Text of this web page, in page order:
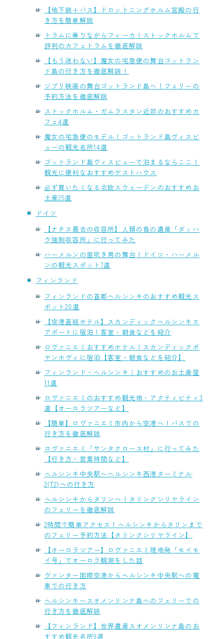
【地下鉄＋バス】ドロットニングホルム宮殿の行
き方を簡単解説
トラムに乗りながらフィーカ！ストックホルムで
評判のカフェトラムを徹底解説
【もう迷わない】魔女の宅急便の舞台ゴットラン
ド島の行き方を徹底解説！
ジブリ映画の舞台ゴットランド島へ！フェリーの
予約方法を徹底解説
ストックホルム・ガムラスタン近郊のおすすめカ
フェ4選
魔女の宅急便のモデル！ゴットランド島ヴィスビ
ューの観光名所14選
ゴットランド島ヴィスビューで泊まるならここ！
観光に便利なおすすめゲストハウス
必ず買いたくなる北欧スウェーデンのおすすめお
土産25選
ドイツ
【ナチス最古の収容所】人類の負の遺産「ダッハ
ウ強制収容所」に行ってみた
ハーメルンの笛吹き男の舞台！ドイツ・ハーメル
ンの観光スポット7選
フィンランド
フィンランドの首都ヘルシンキのおすすめ観光ス
ポット20選
【空港直結ホテル】スカンディックヘルシンキエ
アポートに宿泊！客室・朝食などを紹介
ロヴァニエミおすすめホテル！スカンディックポ
ヤンホヴィに宿泊【客室・朝食などを紹介】
フィンランド・ヘルシンキ｜おすすめのお土産屋
11選
ロヴァニエミのおすすめ観光地・アクティビティ3
選【オーロラツアーなど】
【簡単】ロヴァニエミ市内から空港へ！バスでの
行き方を徹底解説
ロヴァニエミ「サンタクロース村」に行ってみた
【行き方・営業時間など】
ヘルシンキ中央駅〜ヘルシンキ西港ターミナル
2(T2)への行き方
ヘルシンキからタリンへ！タリンクシリヤライン
のフェリーを徹底解説
2時間で簡単アクセス！ヘルシンキからタリンまで
のフェリー予約方法【タリンクシリヤライン】
【オーロラツアー】ロヴァニエミ現地発「モイモ
イ号」でオーロラ観測をした話
ヴァンター国際空港からヘルシンキ中央駅への電
車での行き方
ヘルシンキ〜スオメンリンナ島へのフェリーでの
行き方を徹底解説
【フィンランド】世界遺産スオメンリンナ島のお
すすめ観光名所9選